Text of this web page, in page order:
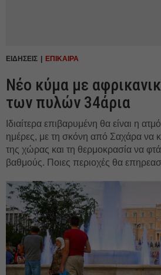
ΕΙΔΗΣΕΙΣ ΕΠΙΚΑΙΡΑ
Νέο κύμα με
των πυλών 34άρια
Ιδιαίτερα επιβαρυμένη θα είναι η
ημέρες, με τη σκόνη από Σαχάρα να
της χώρας και τη θερμοκρασία να
βαθμούς. Ποιες περιοχές θα